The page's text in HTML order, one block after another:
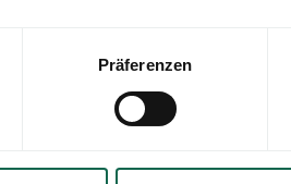
Präferenzen